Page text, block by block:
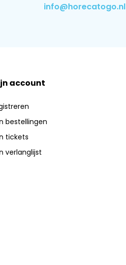
info@horecatogo.nl
account
bestellingen
tickets
verlanglijst